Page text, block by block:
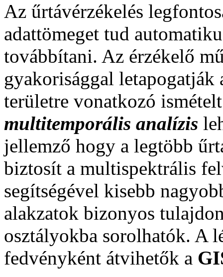
Az űrtávérzékelés
adattömeget tud
továbbítani. Az érzékelő
gyakorisággal letapogatják
területre vonatkozó
multitemporális analízis
jellemző hogy a legtöbb
biztosít a multispektrális
segítségével kisebb
alakzatok bizonyos
osztályokba sorolhatók. A
fedvényként átvihetők a